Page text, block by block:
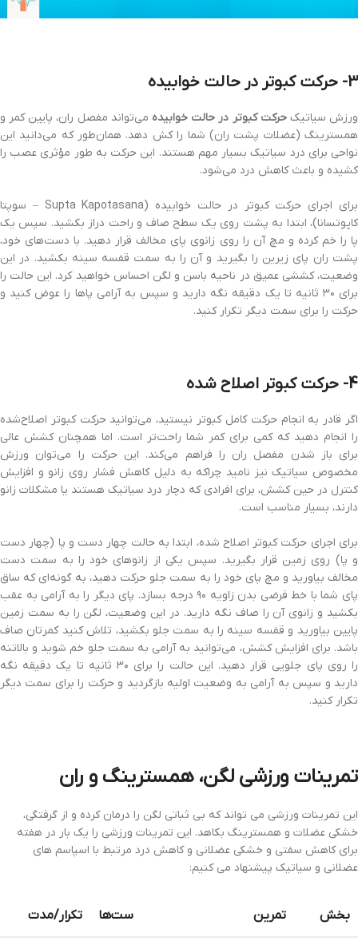
3- حرکت کبوتر در حالت خوابیده
ورزش سیاتیکحرکت کبوتر در حالت خوابیده می‌تواند مفصل ران، پایین کمر و
همسترینگ (عضلات پشت ران) شما را کش دهد. همان‌طور که می‌دانید این
نواحی برای درد سیاتیک بسیار مهم هستند. این حرکت به طور مؤثری عصب را
کشیده و باعث کاهش درد می‌شود.
برای اجرای حرکت کبوتر در حالت خوابیده (Supta Kapotasana – سوپتا
کاپوتسانا)، ابتدا به پشت روی یک سطح صاف و راحت دراز بکشید. سپس یک
پا را خم کرده و مچ آن را روی زانوی پای مخالف قرار دهید. با دست‌های خود،
پشت ران پای زیرین را بگیرید و آن را به سمت قفسه سینه بکشید. در این
وضعیت، کششی عمیق در ناحیه باسن و لگن احساس خواهید کرد. این حالت را
برای ۳۰ ثانیه تا یک دقیقه نگه دارید و سپس به آرامی پاها را عوض کنید و
حرکت را برای سمت دیگر تکرار کنید.
4- حرکت کبوتر اصلاح شده
اگر قادر به انجام حرکت کامل کبوتر نیستید، می‌توانید حرکت کبوتر اصلاح‌شده
را انجام دهید که کمی برای کمر شما راحت‌تر است. اما همچنان کشش عالی
برای باز شدن مفصل ران را فراهم می‌کند. این حرکت را می‌توان ورزش
مخصوص سیاتیک نیز نامید چراکه به دلیل کاهش فشار روی زانو و افزایش
کنترل در حین کشش، برای افرادی که دچار درد سیاتیک هستند یا مشکلات زانو
دارند، بسیار مناسب است.
برای اجرای حرکت کبوتر اصلاح شده، ابتدا به حالت چهار دست و پا (چهار دست
و پا) روی زمین قرار بگیرید. سپس یکی از زانوهای خود را به سمت دست
مخالف بیاورید و مچ پای خود را به سمت جلو حرکت دهید، به گونه‌ای که ساق
پای شما با خط فرضی بدن زاویه ۹۰ درجه بسازد. پای دیگر را به آرامی به عقب
بکشید و زانوی آن را صاف نگه دارید. در این وضعیت، لگن را به سمت زمین
پایین بیاورید و قفسه سینه را به سمت جلو بکشید، تلاش کنید کمرتان صاف
باشد. برای افزایش کشش، می‌توانید به آرامی به سمت جلو خم شوید و بالاتنه
را روی پای جلویی قرار دهید. این حالت را برای ۳۰ ثانیه تا یک دقیقه نگه
دارید و سپس به آرامی به وضعیت اولیه بازگردید و حرکت را برای سمت دیگر
تکرار کنید.
تمرینات ورزشی لگن، همسترینگ و ران
این تمرینات ورزشی می تواند که بی ثباتی لگن را درمان کرده و از گرفتگی،
خشکی عضلات و همسترینگ بکاهد. این تمرینات ورزشی را یک بار در هفته
برای کاهش سفتی و خشکی عضلانی و کاهش درد مرتبط با اسپاسم های
عضلانی و سیاتیک پیشنهاد می کنیم:
بخش تمرین ست‌ها تکرار/مدت